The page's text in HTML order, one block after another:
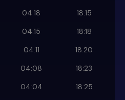
04:18
18:15
04:15
18:18
04:11
18:20
04:08
18:23
04:04
18:25